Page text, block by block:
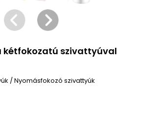
kétfokozatú szivattyúval
/Nyomásfokozó szivattyúk